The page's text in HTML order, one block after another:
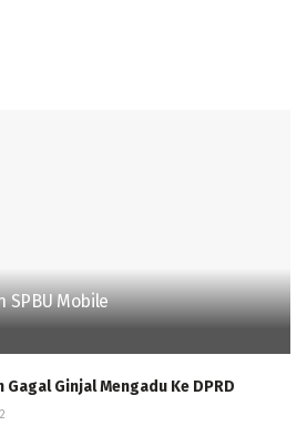
SPBU Mobile
Gagal Ginjal Mengadu Ke DPRD